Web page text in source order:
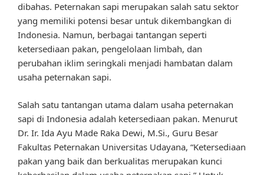
dibahas. Peternakan sapi merupakan salah satu sektor
yang memiliki potensi besar untuk dikembangkan di
Indonesia. Namun, berbagai tantangan seperti
ketersediaan pakan, pengelolaan limbah, dan
perubahan iklim seringkali menjadi hambatan dalam
usaha peternakan sapi.
Salah satu tantangan utama dalam usaha peternakan
sapi di Indonesia adalah ketersediaan pakan. Menurut
Dr. Ir. Ida Ayu Made Raka Dewi, M.Si., Guru Besar
Fakultas Peternakan Universitas Udayana, “Ketersediaan
pakan yang baik dan berkualitas merupakan kunci